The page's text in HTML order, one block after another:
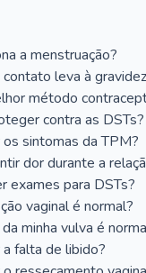
a menstruação?
leva à
método
contra as DSTs?
sintomas da TPM?
dor durante a
exames para DSTs?
vaginal é normal?
minha vulva é
falta de libido?